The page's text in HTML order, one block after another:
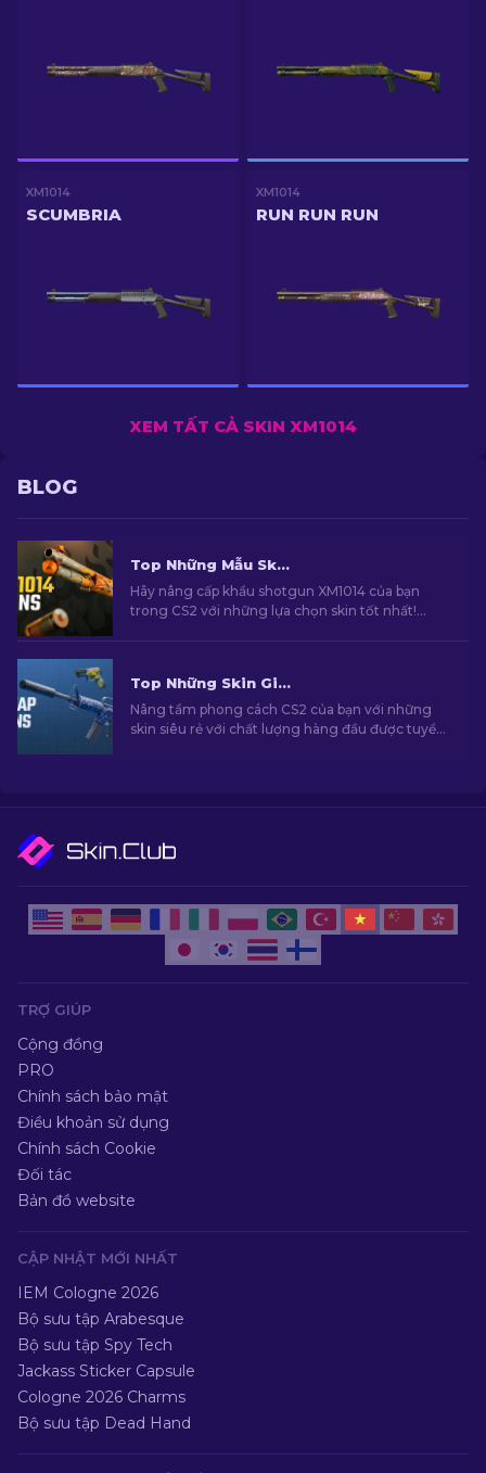
XM1014
SCUMBRIA
XM1014
RUN RUN RUN
XEM TẤT CẢ SKIN XM1014
BLOG
Top Những Mẫu Skin Shotgun XM1014 Tốt Nhất Trong CS2 [2026]
Hãy nâng cấp khẩu shotgun XM1014 của bạn
trong CS2 với những lựa chọn skin tốt nhất!
Top Những Skin Giá Rẻ Hàng Đầu Trong CS2 [2026]
Nâng tầm phong cách CS2 của bạn với những
skin siêu rẻ với chất lượng hàng đầu được tuyển
TRỢ GIÚP
Cộng đồng
PRO
Chính sách bảo mật
Điều khoản sử dụng
Chính sách Cookie
Đối tác
Bản đồ website
CẬP NHẬT MỚI NHẤT
IEM Cologne 2026
Bộ sưu tập Arabesque
Bộ sưu tập Spy Tech
Jackass Sticker Capsule
Cologne 2026 Charms
Bộ sưu tập Dead Hand